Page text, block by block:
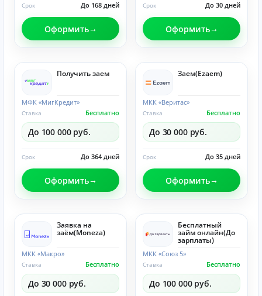
До 168 дней
Срок
Оформить
До 30 дней
Срок
Оформить
Получить заем
МФК «МигКредит»
Бесплатно
Ставка
До 100 000 руб.
До 364 дней
Срок
Оформить
Заем(Ezaem)
МКК «Веритас»
Бесплатно
Ставка
До 30 000 руб.
До 35 дней
Срок
Оформить
Заявка на
заём(Moneza)
МКК «Макро»
Бесплатно
Ставка
До 30 000 руб.
Бесплатный
займ онлайн(До
зарплаты)
МКК «Союз 5»
Бесплатно
Ставка
До 100 000 руб.